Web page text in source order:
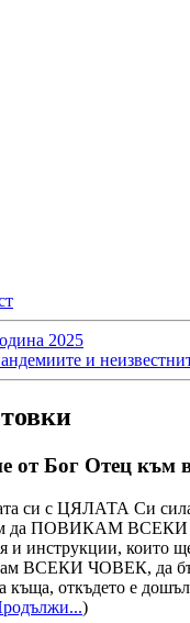
2025
и
от Бог Отец към
си с ЦЯЛАТА Си
да ПОВИКАМ
и инструкции, които
ВСЕКИ ЧОВЕК, да
къща, откъдето е
)